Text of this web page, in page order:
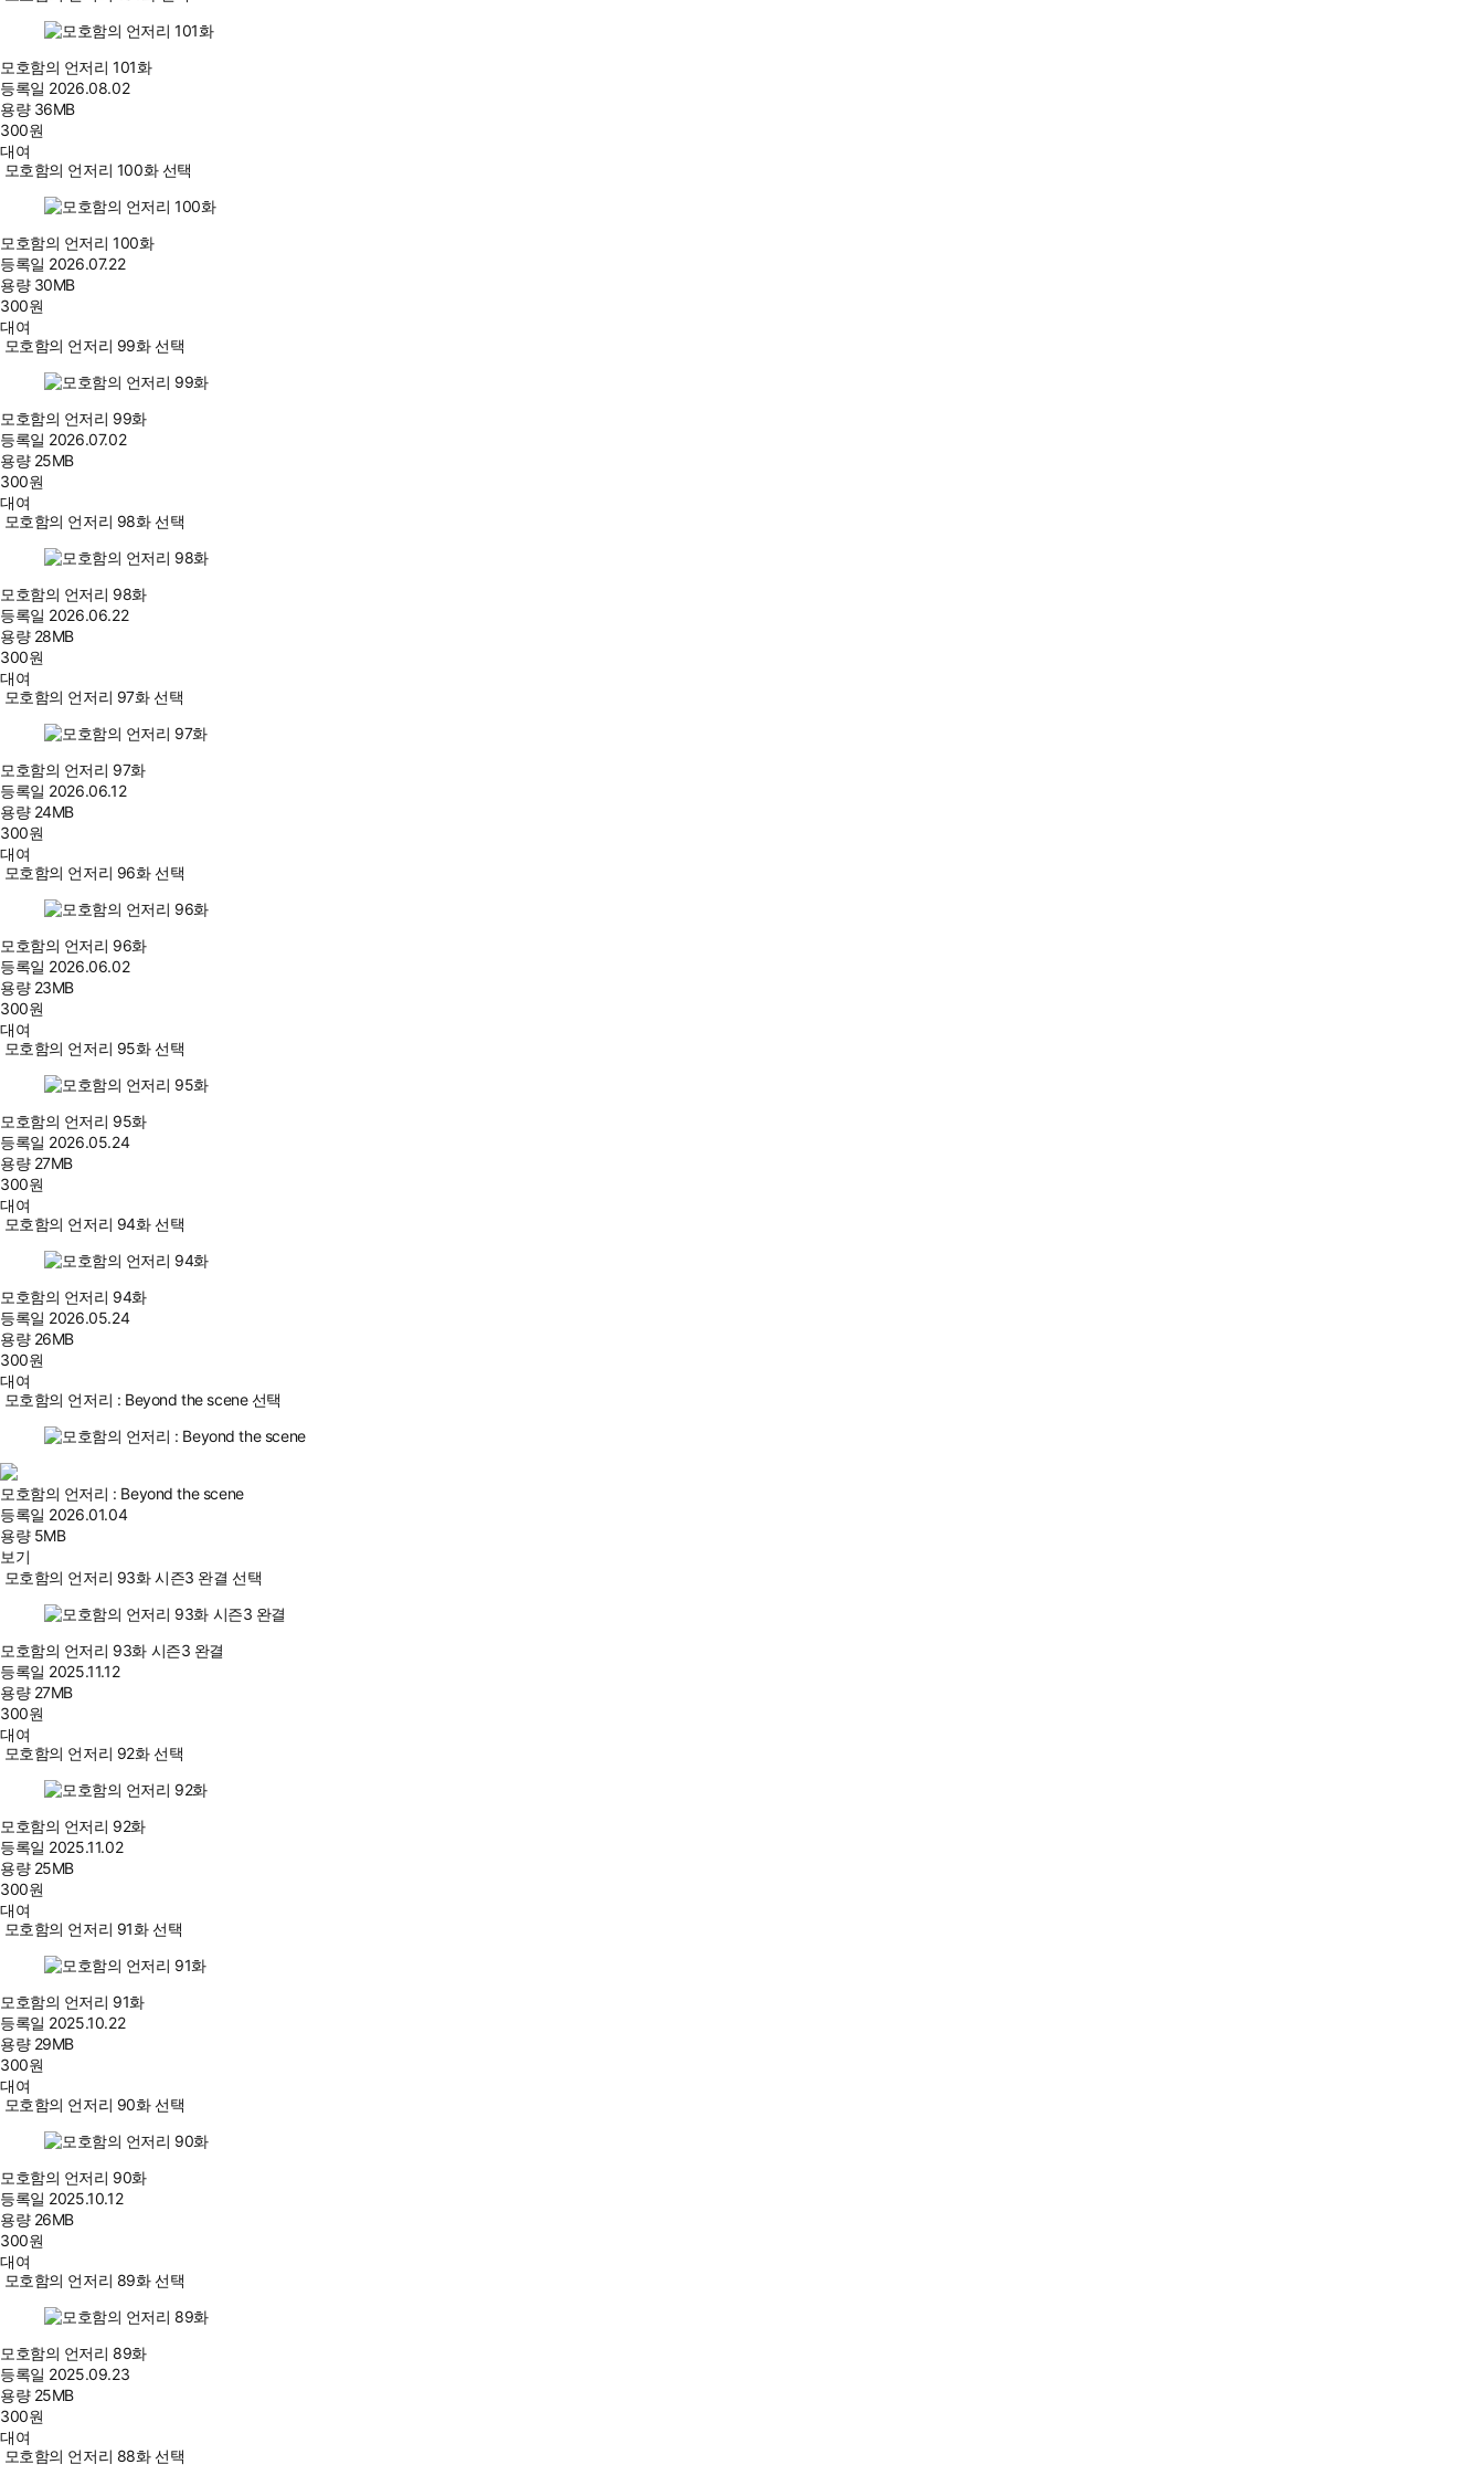
모호함의 언저리 101화
등록일 2026.08.02
용량 36MB
300원
대여
모호함의 언저리 100화 선택
모호함의 언저리 100화
등록일 2026.07.22
용량 30MB
300원
대여
모호함의 언저리 99화 선택
모호함의 언저리 99화
등록일 2026.07.02
용량 25MB
300원
대여
모호함의 언저리 98화 선택
모호함의 언저리 98화
등록일 2026.06.22
용량 28MB
300원
대여
모호함의 언저리 97화 선택
모호함의 언저리 97화
등록일 2026.06.12
용량 24MB
300원
대여
모호함의 언저리 96화 선택
모호함의 언저리 96화
등록일 2026.06.02
용량 23MB
300원
대여
모호함의 언저리 95화 선택
모호함의 언저리 95화
등록일 2026.05.24
용량 27MB
300원
대여
모호함의 언저리 94화 선택
모호함의 언저리 94화
등록일 2026.05.24
용량 26MB
300원
대여
모호함의 언저리 : Beyond the scene 선택
모호함의 언저리 : Beyond the scene
등록일 2026.01.04
용량 5MB
보기
모호함의 언저리 93화 시즌3 완결 선택
모호함의 언저리 93화 시즌3 완결
등록일 2025.11.12
용량 27MB
300원
대여
모호함의 언저리 92화 선택
모호함의 언저리 92화
등록일 2025.11.02
용량 25MB
300원
대여
모호함의 언저리 91화 선택
모호함의 언저리 91화
등록일 2025.10.22
용량 29MB
300원
대여
모호함의 언저리 90화 선택
모호함의 언저리 90화
등록일 2025.10.12
용량 26MB
300원
대여
모호함의 언저리 89화 선택
모호함의 언저리 89화
등록일 2025.09.23
용량 25MB
300원
대여
모호함의 언저리 88화 선택